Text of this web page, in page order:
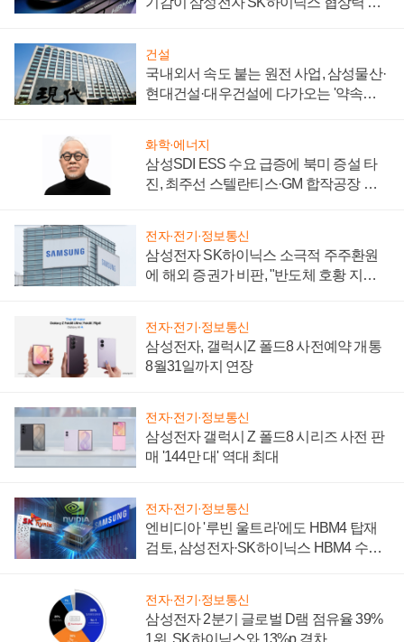
건설
국내외서 속도 붙는 원전 사업, 삼성물산·
현대건설·대우건설에 다가오는 '약속의
화학·에너지
삼성SDI ESS 수요 급증에 북미 증설 타
진, 최주선 스텔란티스·GM 합작공장 건
전자·전기·정보통신
삼성전자 SK하이닉스 소극적 주주환원
에 해외 증권가 비판, "반도체 호황 지속
전자·전기·정보통신
삼성전자, 갤럭시Z 폴드8 사전예약 개통
8월31일까지 연장
전자·전기·정보통신
삼성전자 갤럭시 Z 폴드8 시리즈 사전 판
매 '144만 대' 역대 최대
전자·전기·정보통신
엔비디아 '루빈 울트라'에도 HBM4 탑재
검토, 삼성전자·SK하이닉스 HBM4 수율
전자·전기·정보통신
삼성전자 2분기 글로벌 D램 점유율 39%
1위, SK하이닉스와 13%p 격차